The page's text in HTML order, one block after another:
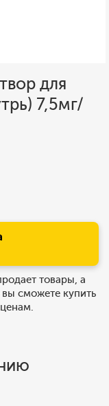
для
7,5мг/
товары, а
вы сможете купить